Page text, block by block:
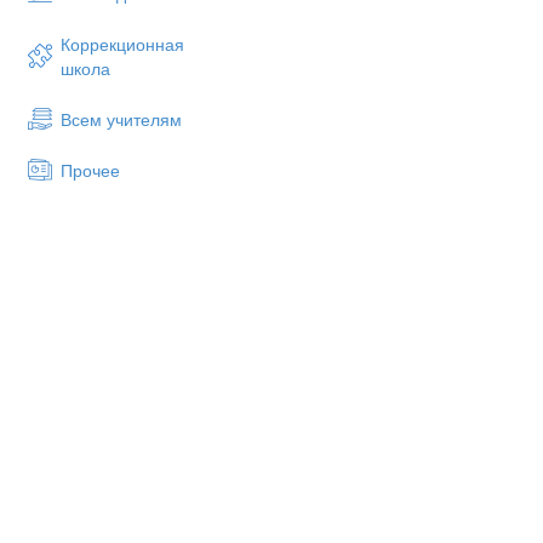
Коррекционная
школа
Всем учителям
Прочее